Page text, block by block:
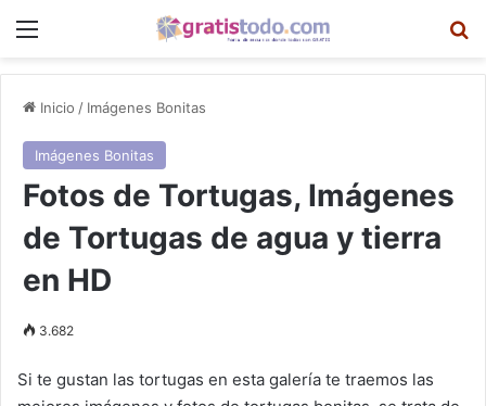
Menú
Inicio / Imágenes Bonitas
Imágenes Bonitas
Fotos de Tortugas, Imágenes
de Tortugas de agua y tierra
en HD
3.682
Si te gustan las tortugas en esta galería te traemos las